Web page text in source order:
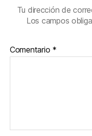
Tu dirección de
Los campos
Comentario *